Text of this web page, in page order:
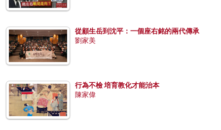
從顧生岳到沈平：一個座右銘的兩代傳承
劉家美
行為不檢 培育教化才能治本
陳家偉